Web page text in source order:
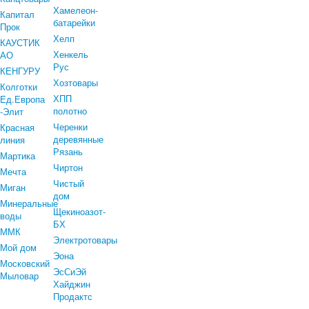
Капитал
Прок
КАУСТИК
АО
КЕНГУРУ
Колготки
Ед.Европа
-Элит
Красная
линия
Мартика
Мечта
Миган
Минеральные
воды
ММК
Мой дом
Московский
Мыловар
Хамелеон-
батарейки
Хелп
Хенкель
Рус
Хозтовары
ХПП
полотно
Черенки
деревянные
Рязань
Чиртон
Чистый
дом
Щекиноазот-
БХ
Электротовары
Эона
ЭсСиЭй
Хайджин
Продактс